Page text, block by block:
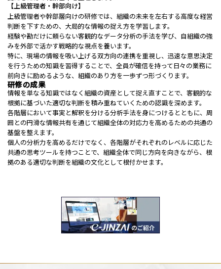
【上級管理者・幹部向け】
上級管理者や幹部層向けの研修では、組織の未来を左右する高度な経営
判断を下すための、大局的な情報の捉え方を学習します。
経験や勘だけに頼らない客観的なデータ分析の手法を学び、自組織の強
みを外部で活かす戦略的な視点を養います。
特に、現場の情報を吸い上げる双方向の連携を重視し、迅速な意思決定
を行うための知識を習得することで、全員が確信を持って日々の業務に
前向きに励めるような、組織のあり方を一歩ずつ形づくります。
研修の成果
情報を単なる知識ではなく組織の資産として捉え直すことで、客観的な
根拠に基づいた適切な判断を積み重ねていくための認識を深めます。
各階層において事実と解釈を分ける分析手法を身につけるとともに、周
囲との円滑な情報共有を通じて組織全体の対応力を高めるための共通の
基盤を整えます。
個人の分析力を高めるだけでなく、各階層がそれぞれのレベルに応じた
共通の思考ツールを持つことで、組織全体で同じ方向を向きながら、根
拠のある適切な判断を組織の文化として根付かせます。